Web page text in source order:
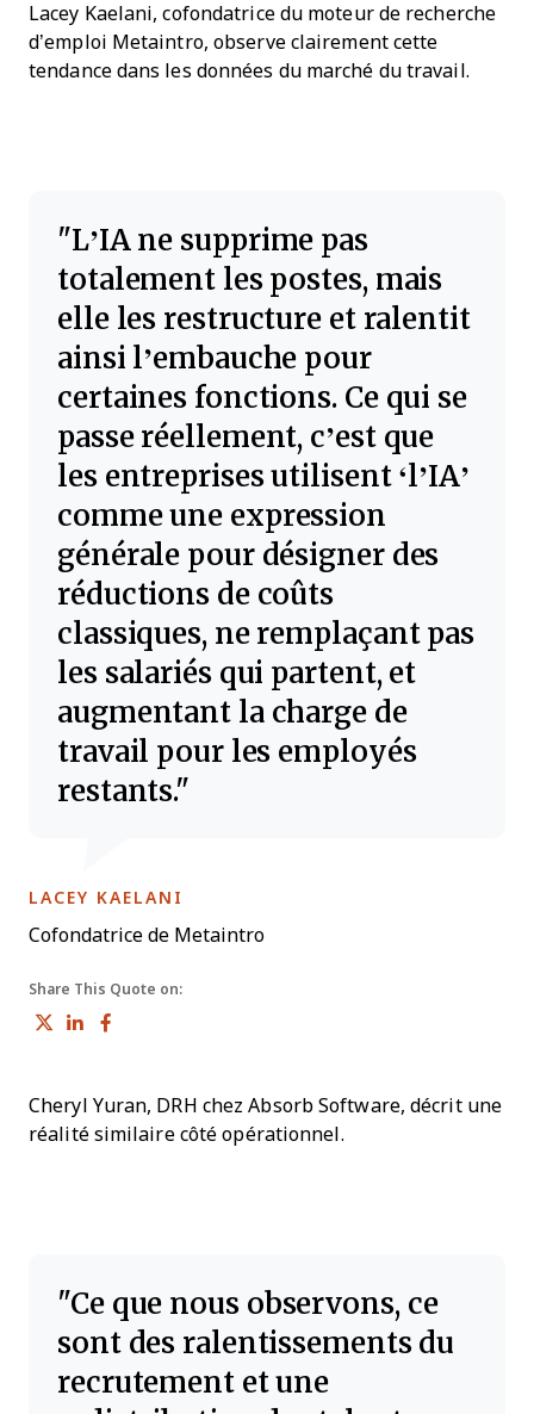
Lacey Kaelani, cofondatrice du moteur de recherche
d’emploi Metaintro, observe clairement cette
tendance dans les données du marché du travail.
L’IA ne supprime pas
totalement les postes, mais
elle les restructure et ralentit
ainsi l’embauche pour
certaines fonctions. Ce qui se
passe réellement, c’est que
les entreprises utilisent ‘l’IA’
comme une expression
générale pour désigner des
réductions de coûts
classiques, ne remplaçant pas
les salariés qui partent, et
augmentant la charge de
travail pour les employés
restants.
Share This Quote on:
Share on Twitter
Share on LinkedIn
LACEY KAELANI
Cofondatrice de Metaintro
Cheryl Yuran, DRH chez Absorb Software, décrit une
réalité similaire côté opérationnel.
Ce que nous observons, ce
sont des ralentissements du
recrutement et une